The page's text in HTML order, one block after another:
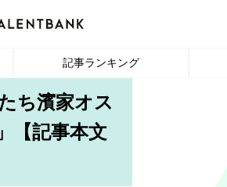
記事ランキング
ち濱家オス
【記事本文